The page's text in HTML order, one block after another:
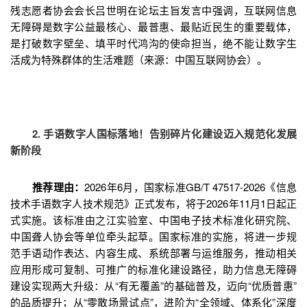
残志愿者协会会长吕世明在论坛主旨发言中强调，互联网信息
无障碍是数字公益最核心、最普惠、最贴近民生的重要载体，
是打破数字壁垒、填平时代鸿沟的使命担当，绝不能让数字生
活成为特殊群体的生活难题（来源：中国互联网协会）。
2. 手语数字人国标落地！告别碎片化建设迈入规范化发展
新阶段
推荐理由：2026年6月，国家标准GB/T 47517-2026《信息
技术手语数字人技术规范》正式发布，将于2026年11月1日起正
式实施。该标准由之江实验室、中国电子技术标准化研究院、
中国聋人协会等单位牵头起草。国家标准的实施，将进一步规
范手语动作表达、内容生成、系统部署与运维服务，推动相关
应用形成可复制、可推广的标准化建设路径，助力信息无障碍
建设实现两大升级：从“有无覆盖”的基础普及，迈向“优质普惠”
的品质提升；从“零散场景试点”，进阶为“全领域、体系化”深度